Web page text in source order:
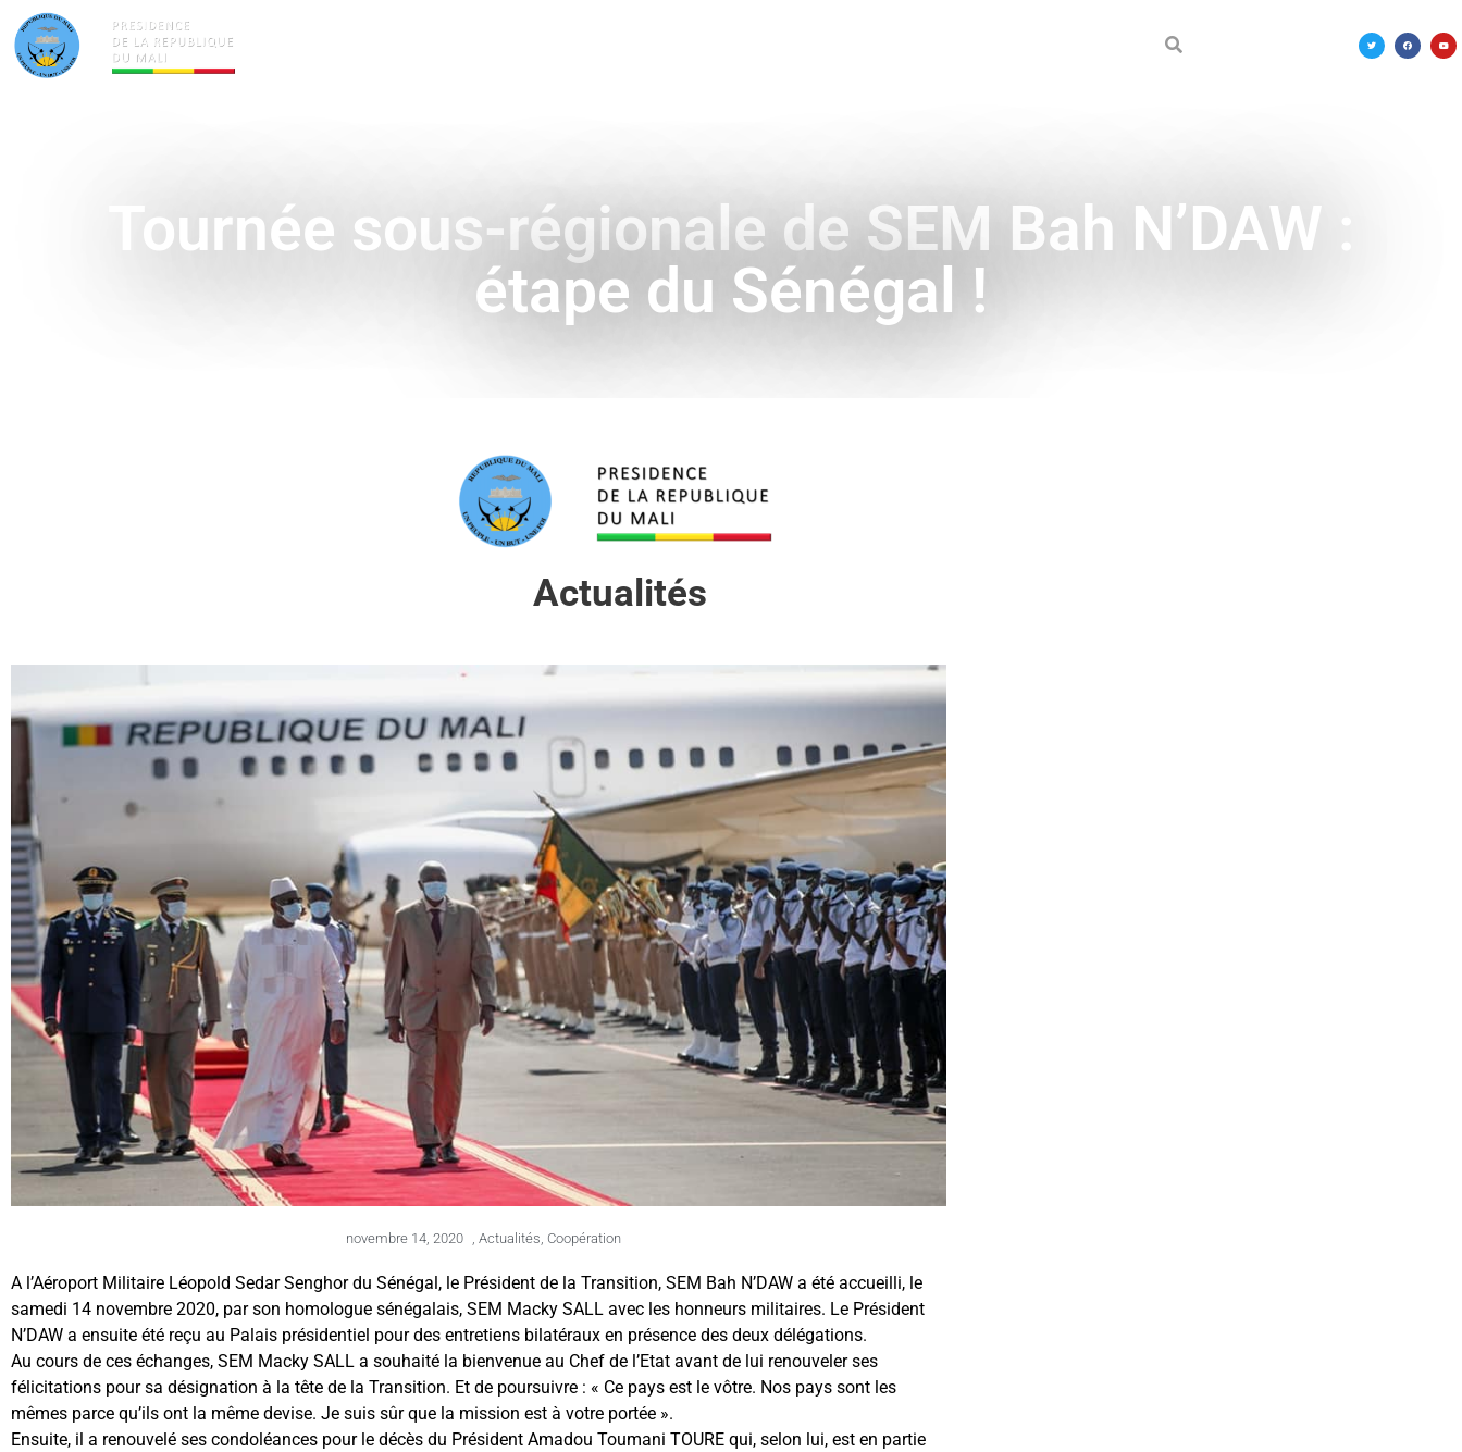
Tournée sous-régionale de SEM Bah N’DAW :
étape du Sénégal !
Actualités
novembre 14, 2020 Actualités Coopération
A l’Aéroport Militaire Léopold Sedar Senghor du Sénégal, le Président de la Transition, SEM Bah N’DAW a été accueilli, le
samedi 14 novembre 2020, par son homologue sénégalais, SEM Macky SALL avec les honneurs militaires. Le Président
N’DAW a ensuite été reçu au Palais présidentiel pour des entretiens bilatéraux en présence des deux délégations.
Au cours de ces échanges, SEM Macky SALL a souhaité la bienvenue au Chef de l’Etat avant de lui renouveler ses
félicitations pour sa désignation à la tête de la Transition. Et de poursuivre : « Ce pays est le vôtre. Nos pays sont les
mêmes parce qu’ils ont la même devise. Je suis sûr que la mission est à votre portée ».
Ensuite, il a renouvelé ses condoléances pour le décès du Président Amadou Toumani TOURE qui, selon lui, est en partie